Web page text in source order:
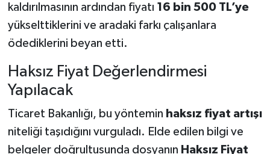
kaldırılmasının ardından fiyatı 16 bin 500 TL’ye
yükselttiklerini ve aradaki farkı çalışanlara
ödediklerini beyan etti.
Haksız Fiyat Değerlendirmesi
Yapılacak
Ticaret Bakanlığı, bu yöntemin haksız fiyat artışı
niteliği taşıdığını vurguladı. Elde edilen bilgi ve
belgeler doğrultusunda dosyanın Haksız Fiyat